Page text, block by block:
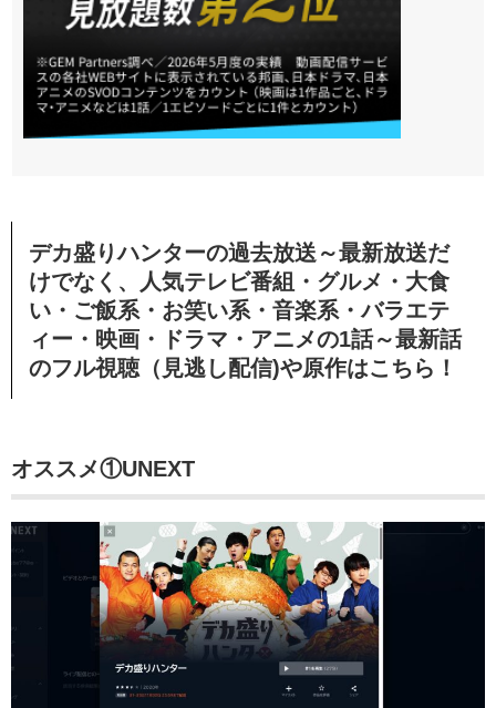
デカ盛りハンターの過去放送～最新放送だ
けでなく、人気テレビ番組・グルメ・大食
い・ご飯系・お笑い系・音楽系・バラエテ
ィー・映画・ドラマ・アニメの1話～最新話
のフル視聴（見逃し配信)や原作はこちら！
オススメ①UNEXT